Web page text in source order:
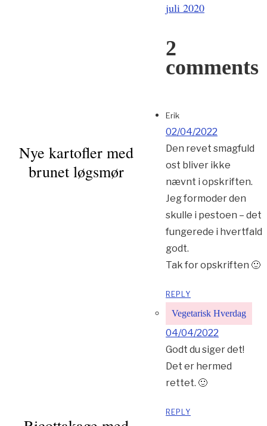
Nye kartofler med
brunet løgsmør
juli 2020
2
comments
Erik
02/04/2022
Den revet smagfuld
ost bliver ikke
nævnt i opskriften.
Jeg formoder den
skulle i pestoen – det
fungerede i hvertfald
godt.
Tak for opskriften 🙂
REPLY
Vegetarisk Hverdag
04/04/2022
Godt du siger det!
Det er hermed
rettet. 🙂
REPLY